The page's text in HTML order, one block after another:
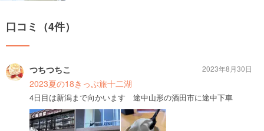
口コミ（4件）
つちつちこ
2023夏の18きっぷ旅十二湖
4日目は新潟まで向かいます 途中山形の酒田市に途中下車
2023年8月30日